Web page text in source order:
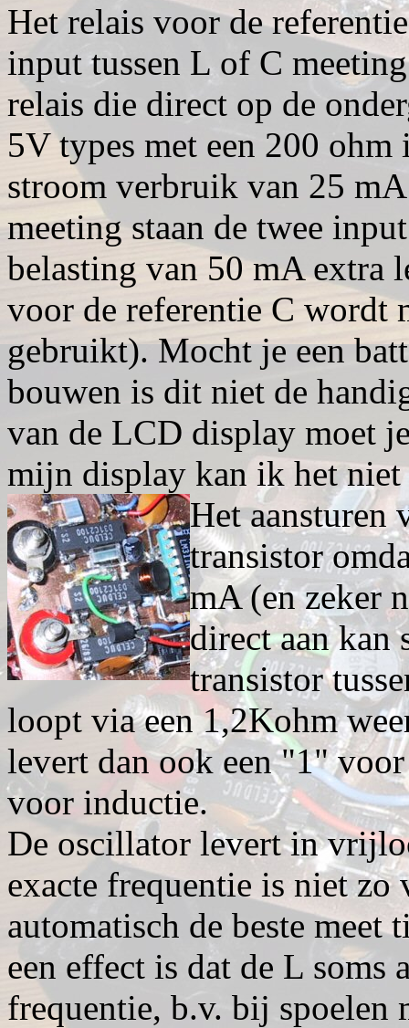
Het relais voor de
input tussen L of C
relais die direct op de
5V types met een 200 ohm
stroom verbruik van 25
meeting staan de twee
belasting van 50 mA extra
voor de referentie C wordt
gebruikt). Mocht je een
bouwen is dit niet de
van de LCD display moet
mijn display kan ik het niet
Het aansturen
transistor
mA (en zeker
direct aan kan
transistor
loopt via een 1,2Kohm
levert dan ook een "1"
voor inductie.
De oscillator levert in
exacte frequentie is niet zo
automatisch de beste
een effect is dat de L
frequentie, b.v. bij spoelen